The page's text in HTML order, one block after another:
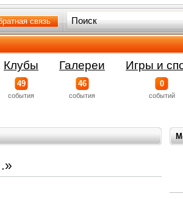
связь
Клубы
49
события
Галереи
46
события
Игры и
0
событий